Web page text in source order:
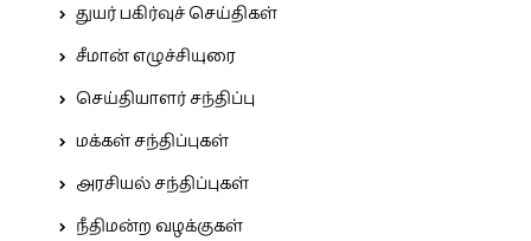
துயர் பகிர்வுச் செய்திகள்
சீமான் எழுச்சியுரை
செய்தியாளர் சந்திப்பு
மக்கள் சந்திப்புகள்
அரசியல் சந்திப்புகள்
நீதிமன்ற வழக்குகள்